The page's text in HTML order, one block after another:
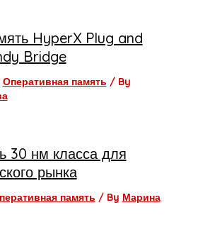
HyperX Plug and
Bridge
Оперативная память / By
30 нм класса для
рынка
память / By Марина